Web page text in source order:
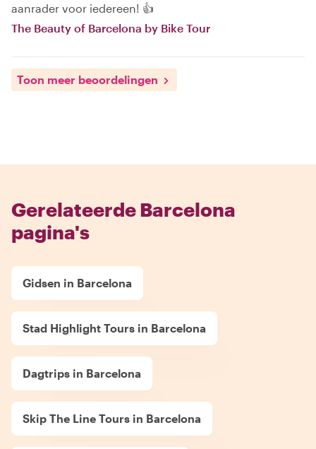
aanrader voor iedereen! 👍
The Beauty of Barcelona by Bike Tour
Toon meer beoordelingen
Gerelateerde Barcelona
pagina's
Gidsen in Barcelona
Stad Highlight Tours in Barcelona
Dagtrips in Barcelona
Skip The Line Tours in Barcelona